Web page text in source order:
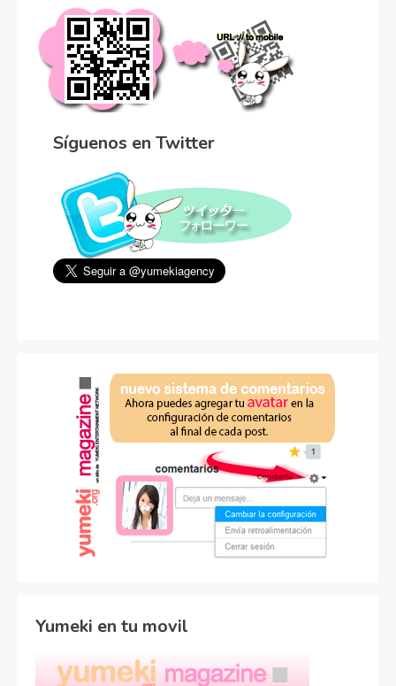
Síguenos en Twitter
Yumeki en tu movil